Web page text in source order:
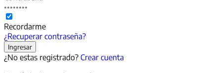
Recordarme
¿Recuperar contraseña?
¿No estas registrado? Crear cuenta